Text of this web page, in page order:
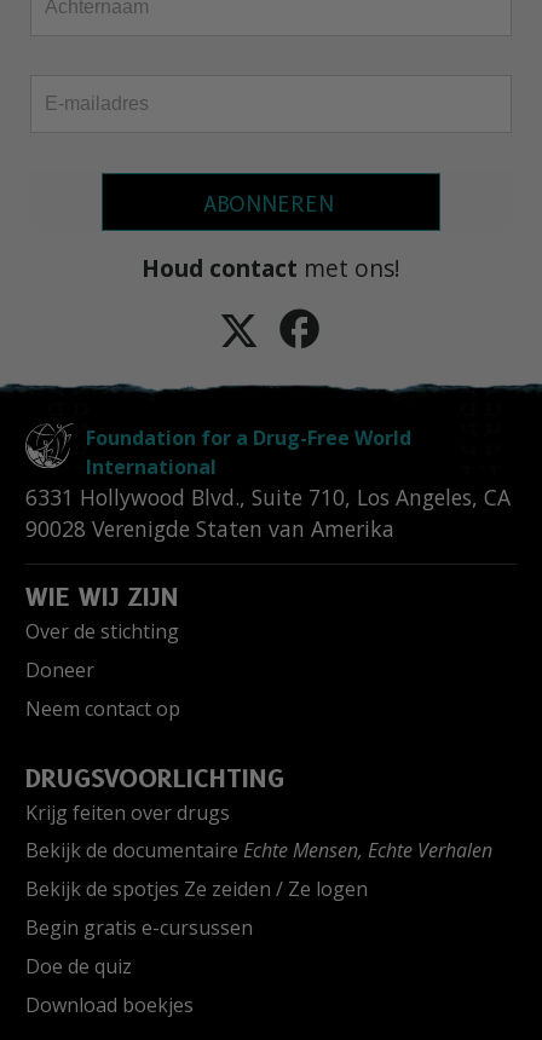
ABONNEREN
Houd contact met ons!
Foundation for a Drug-Free World
International
6331 Hollywood Blvd., Suite 710, Los Angeles, CA
90028 Verenigde Staten van Amerika
WIE WIJ ZIJN
Over de stichting
Doneer
Neem contact op
DRUGSVOORLICHTING
Krijg feiten over drugs
Bekijk de documentaire Echte Mensen, Echte Verhalen
Bekijk de spotjes Ze zeiden / Ze logen
Begin gratis e-cursussen
Doe de quiz
Download boekjes